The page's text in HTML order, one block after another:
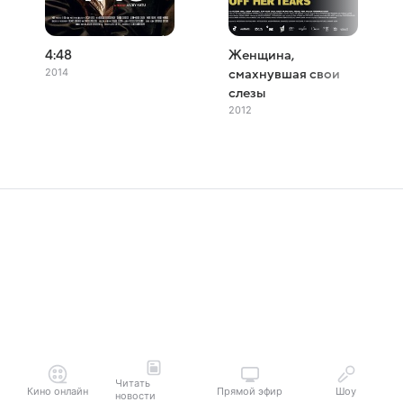
4:48
2014
Женщина,
смахнувшая свои
слезы
2012
Кино онлайн
Читать
новости
Прямой эфир Шоу